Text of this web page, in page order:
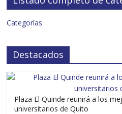
Categorías
Destacados
Plaza El Quinde reunirá a los
universitarios de Quito